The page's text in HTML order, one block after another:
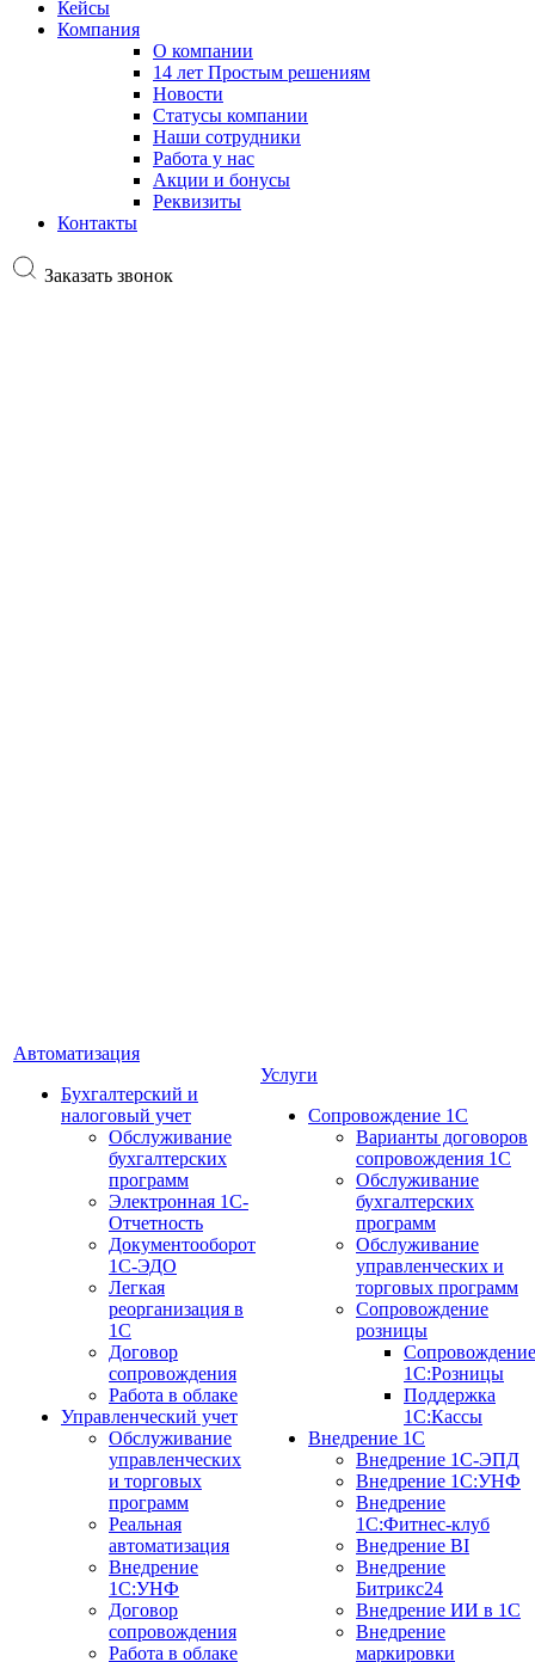
Кейсы
Компания
О компании
14 лет Простым решениям
Новости
Статусы компании
Наши сотрудники
Работа у нас
Акции и бонусы
Реквизиты
Контакты
Заказать звонок
Автоматизация
Бухгалтерский и
налоговый учет
Обслуживание
бухгалтерских
программ
Электронная 1С-
Отчетность
Документооборот
1С-ЭДО
Легкая
реорганизация в
1С
Договор
сопровождения
Работа в облаке
Управленческий учет
Обслуживание
управленческих
и торговых
программ
Реальная
автоматизация
Внедрение
1С:УНФ
Договор
сопровождения
Работа в облаке
Услуги
Сопровождение 1С
Варианты договоров
сопровождения 1С
Обслуживание
бухгалтерских
программ
Обслуживание
управленческих и
торговых программ
Сопровождение
розницы
Сопровождение
1С:Розницы
Поддержка
1С:Кассы
Внедрение 1С
Внедрение 1С-ЭПД
Внедрение 1С:УНФ
Внедрение
1С:Фитнес-клуб
Внедрение BI
Внедрение
Битрикс24
Внедрение ИИ в 1С
Внедрение
маркировки